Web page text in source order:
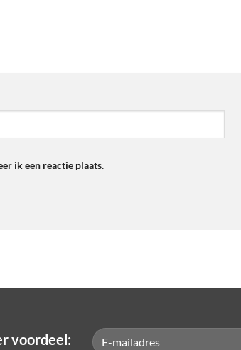
ik een reactie plaats.
voordeel: